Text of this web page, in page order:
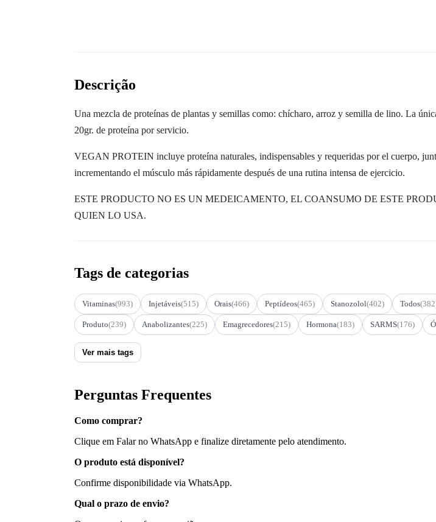
Descrição
Una mezcla de proteínas de plantas y semillas como: chícharo, arroz y semilla de lino. La
20gr. de proteína por servicio.
VEGAN PROTEIN incluye proteína naturales, indispensables y requeridas por el cuerpo,
incrementando el músculo más rápidamente después de una rutina intensa de ejercicio.
ESTE PRODUCTO NO ES UN MEDEICAMENTO, EL COANSUMO DE ESTE
QUIEN LO USA.
Tags de categorias
Vitaminas(993) Injetáveis(515) Orais(466) Peptídeos(465) Stanozolol(402) Todos
Produto(239) Anabolizantes(225) Emagrecedores(215) Hormona(183) SARMS(176)
Ver mais tags
Perguntas Frequentes
Como comprar?
Clique em Falar no WhatsApp e finalize diretamente pelo atendimento.
O produto está disponível?
Confirme disponibilidade via WhatsApp.
Qual o prazo de envio?